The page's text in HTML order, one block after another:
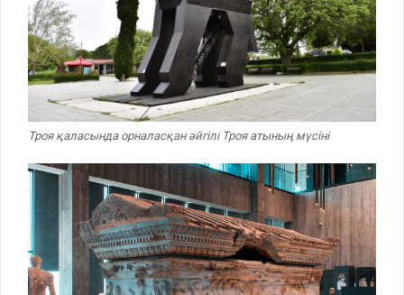
Троя қаласында орналасқан әйгілі Троя атының мүсіні